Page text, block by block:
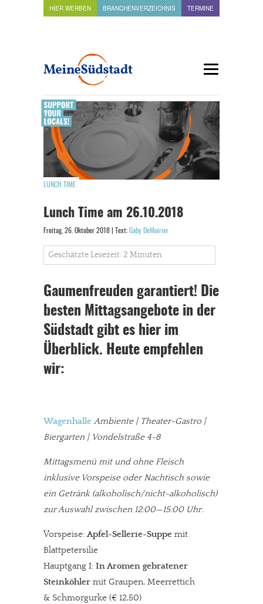
HIER WERBEN BRANCHENVERZEICHNIS TERMINE
LUNCH TIME
Lunch Time am 26.10.2018
Freitag, 26. Oktober 2018 | Text: Gaby DeMuirier
Geschätzte Lesezeit: 2 Minuten
Gaumenfreuden garantiert! Die
besten Mittagsangebote in der
Südstadt gibt es hier im
Überblick. Heute empfehlen
wir:
Wagenhalle Ambiente | Theater-Gastro |
Biergarten | Vondelstraße 4-8
Mittagsmenü mit und ohne Fleisch
inklusive Vorspeise oder Nachtisch sowie
ein Getränk (alkoholisch/nicht-alkoholisch)
zur Auswahl zwischen 12:00—15:00 Uhr.
Vorspeise:Apfel-Sellerie-Suppe mit
Blattpetersilie
Hauptgang I: In Aromen gebratener
Steinköhler mit Graupen, Meerrettich
& Schmorgurke (€ 12,50)